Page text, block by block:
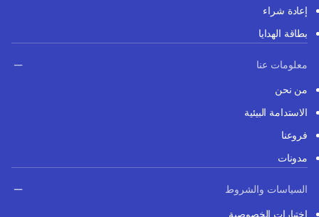
إعادة شراء
بطاقة الهدايا
معلومات عنا
من نحن
الاستدامة البيئية
فروعنا
مدونات
السياسات والشروط
اختيارات الخصوصية